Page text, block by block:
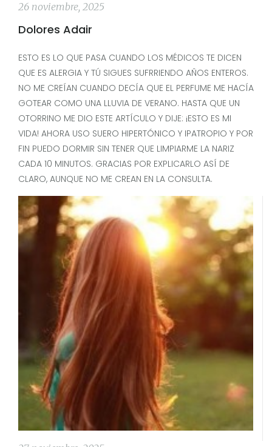
26 noviembre, 2025
Dolores Adair
ESTO ES LO QUE PASA CUANDO LOS MÉDICOS TE DICEN
QUE ES ALERGIA Y TÚ SIGUES SUFRRIENDO AÑOS ENTEROS.
NO ME CREÍAN CUANDO DECÍA QUE EL PERFUME ME HACÍA
GOTEAR COMO UNA LLUVIA DE VERANO. HASTA QUE UN
OTORRINO ME DIO ESTE ARTÍCULO Y DIJE: ¡ESTO ES MI
VIDA! AHORA USO SUERO HIPERTÓNICO Y IPATROPIO Y POR
FIN PUEDO DORMIR SIN TENER QUE LIMPIARME LA NARIZ
CADA 10 MINUTOS. GRACIAS POR EXPLICARLO ASÍ DE
CLARO, AUNQUE NO ME CREAN EN LA CONSULTA.